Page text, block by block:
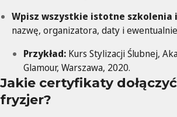
Wpisz wszystkie istotne szkolenia
nazwę, organizatora, daty i
Przykład: Kurs Stylizacji Ślubnej,
Glamour, Warszawa, 2020.
Jakie certyfikaty
fryzjer?